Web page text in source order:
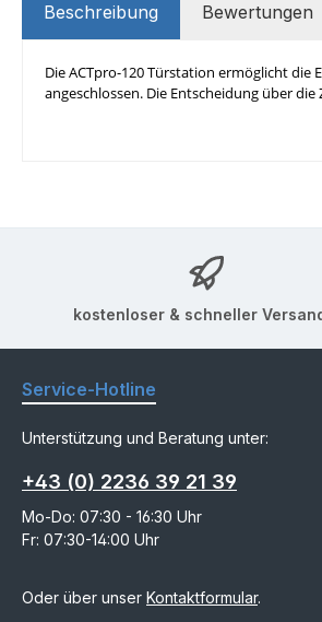
Beschreibung Bewertungen
Die ACTpro-120 Türstation ermöglicht die
angeschlossen. Die Entscheidung über
kostenloser & schneller
Service-Hotline
Unterstützung und Beratung unter:
+43 (0) 2236 39 21 39
Mo-Do: 07:30 - 16:30 Uhr
Fr: 07:30-14:00 Uhr
Oder über unser Kontaktformular.